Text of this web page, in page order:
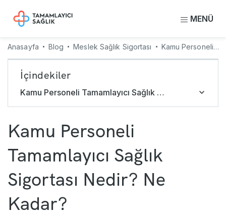
MENÜ
Anasayfa Blog Meslek Sağlık Sigortası Kamu Personeli Tamamlayıcı Sağlık Sigortası Nedir? Ne Kadar?
İçindekiler
Kamu Personeli Tamamlayıcı Sağlık Yapan Sigorta Şirketleri
Kamu Personeli
Tamamlayıcı Sağlık
Sigortası Nedir? Ne
Kadar?